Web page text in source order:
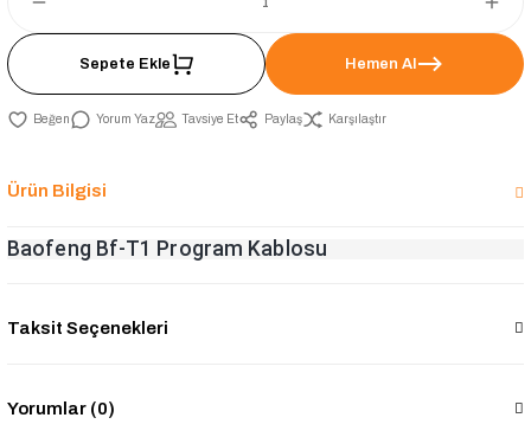
Sepete Ekle Hemen Al
Yorum Yaz Tavsiye Et Paylaş Karşılaştır
Ürün Bilgisi
Baofeng Bf-T1 Program Kablosu
Taksit Seçenekleri
Yorumlar (0)